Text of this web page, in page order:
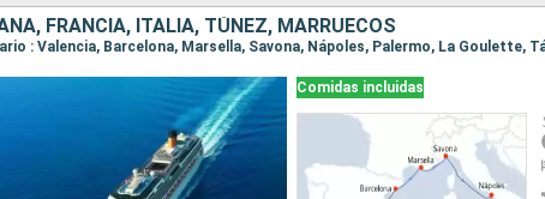
FRANCIA, ITALIA, TÚNEZ, MARRUECOS
Comidas incluidas